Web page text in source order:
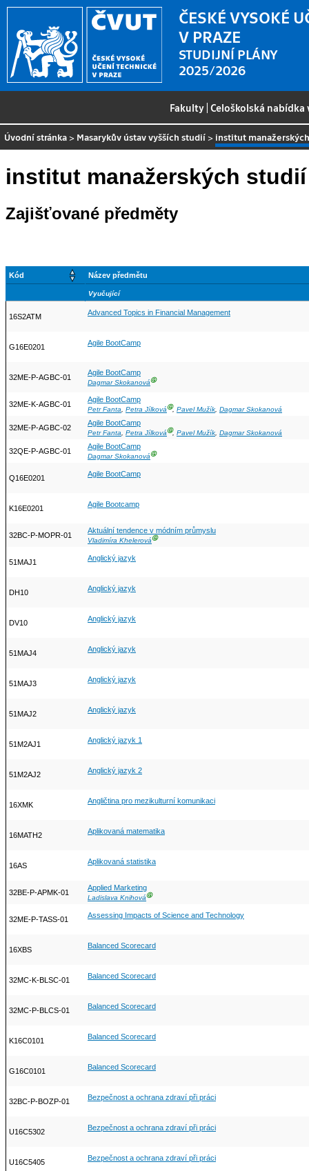
ČESKÉ VYSOKÉ
V PRAZE
STUDIJNÍ PLÁNY
2025/2026
Fakulty |Celoškolská
Úvodní stránka > Masarykův ústav vyšších studií > institut
institut manažerských studií
Zajišťované předměty
Kód Název předmětu
Vyučující
16S2ATM Advanced Topics in Financial Management
G16E0201 Agile BootCamp
32ME-P-AGBC-01
Agile BootCamp
Dagmar SkokanováⒼ
32ME-K-AGBC-01
Agile BootCamp
Petr Fanta, Petra JílkováⒼ, Pavel Mužík, Dagmar Skokanová
32ME-P-AGBC-02
Agile BootCamp
Petr Fanta, Petra JílkováⒼ, Pavel Mužík, Dagmar Skokanová
32QE-P-AGBC-01
Agile BootCamp
Dagmar SkokanováⒼ
Q16E0201 Agile BootCamp
K16E0201 Agile Bootcamp
32BC-P-MOPR-01
Aktuální tendence v módním průmyslu
Vladimíra KhelerováⒼ
51MAJ1 Anglický jazyk
DH10 Anglický jazyk
DV10 Anglický jazyk
51MAJ4 Anglický jazyk
51MAJ3 Anglický jazyk
51MAJ2 Anglický jazyk
51M2AJ1 Anglický jazyk 1
51M2AJ2 Anglický jazyk 2
16XMK Angličtina pro mezikulturní komunikaci
16MATH2 Aplikovaná matematika
16AS Aplikovaná statistika
32BE-P-APMK-01
Applied Marketing
Ladislava KnihováⒼ
32ME-P-TASS-01 Assessing Impacts of Science and Technology
16XBS Balanced Scorecard
32MC-K-BLSC-01 Balanced Scorecard
32MC-P-BLCS-01 Balanced Scorecard
K16C0101 Balanced Scorecard
G16C0101 Balanced Scorecard
32BC-P-BOZP-01 Bezpečnost a ochrana zdraví při práci
U16C5302 Bezpečnost a ochrana zdraví při práci
U16C5405 Bezpečnost a ochrana zdraví při práci